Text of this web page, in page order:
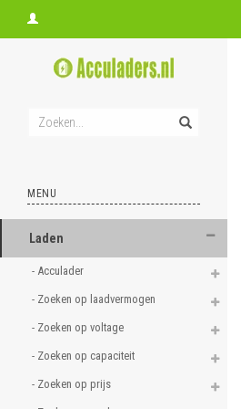
MENU
Laden
- Acculader
- Zoeken op laadvermogen
- Zoeken op voltage
- Zoeken op capaciteit
- Zoeken op prijs